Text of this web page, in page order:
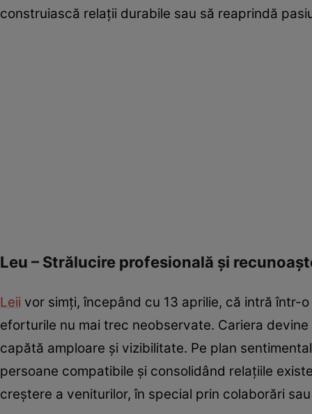
construiască relații durabile sau să reaprindă
Leu – Strălucire profesională și
Leii vor simți, începând cu 13 aprilie, că intră într-
eforturile nu mai trec neobservate. Cariera
capătă amploare și vizibilitate. Pe plan
persoane compatibile și consolidând relațiile
creștere a veniturilor, în special prin colaborări